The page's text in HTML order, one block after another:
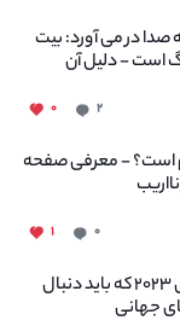
صدا در می آورد: بیت
است - دلیل آن
۲ ۰
است؟ - معرفی صفحه
۰ ۱
مهم ترین رویداد های کریپتویی ۲۰۲۳ که باید دنبال
جهانی